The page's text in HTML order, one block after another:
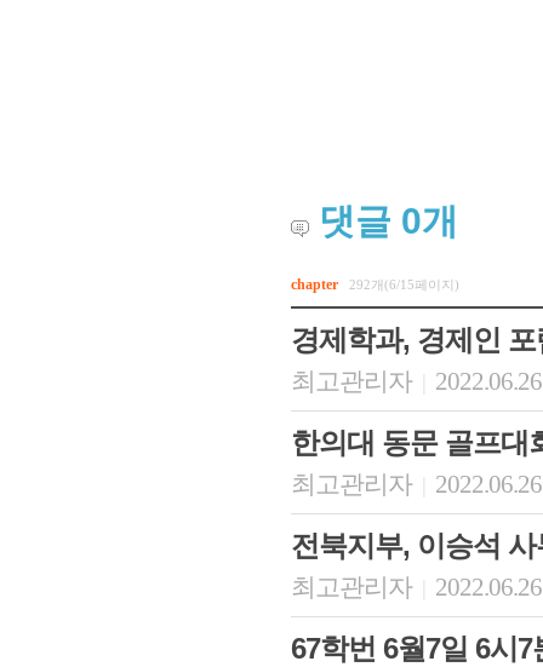
댓글 0개
chapter 292개(6/15페이지)
경제학과, 경제인
최고관리자
한의대 동문 골프대
최고관리자
전북지부, 이승석
최고관리자
67학번 6월7일 6시